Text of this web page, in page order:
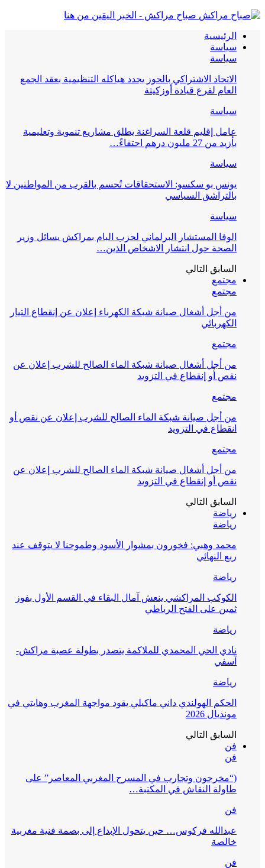
صباح مراكش - الخبر اليقين من هنا
الرئيسية
سياسة
سياسة
الاتحاد الاشتراكي بالحوز يجدد هياكله التنظيمية بعقد الجمع
العام لفرع قيادة أوزكيتة
سياسة
عامل إقليم قلعة السراغنة يطلق مشاريع تنموية وتعليمية
بأزيد من 27 مليون درهم احتفاءً…
سياسة
يونس بو سكسو: الاستحقاقات تُحسم بالقرب من المواطنين لا
بالتراشق السياسي
سياسة
الوفا المستشار البرلماني لحزب البام بمراكش يسائل وزير
الصحة حول انتشار الاشخاص الذين…
السابق التالي
مجتمع
مجتمع
من أجل أشغال صيانة شبكة الكهرباء إعلان عن إنقطاع التيار
الكهربائي
مجتمع
من أجل أشغال صيانة شبكة الماء الصالح للشرب إعلان عن
نقص أو إنقطاع في التزويد
مجتمع
من أجل صيانة شبكة الماء الصالح للشرب إعلان عن نقص أو
انقطاع في التزويد
مجتمع
من أجل أشغال صيانة شبكة الماء الصالح للشرب إعلان عن
نقص أو إنقطاع في التزويد
السابق التالي
رياضة
رياضة
محمد وهبي: فخورون بمشوار الأسود وطموحنا لا يتوقف عند
ربع النهائي
رياضة
الكوكب المراكشي ينعش آمال البقاء في القسم الأول بفوز
ثمين على الفتح الرباطي
رياضة
نادي الحي المحمدي للملاكمة يتصدر بطولة عصبة مراكش-
آسفي
رياضة
الحكم الهولندي داني ماكيلي يقود مواجهة المغرب وهايتي في
مونديال 2026
السابق التالي
فن
فن
(“مخرجون وتجارب في المسرح المغربي المعاصر” على
طاولة النقاش في المكتبة…
فن
عبدالله فركوس… حين يتحول الإبداع إلى بصمة فنية مغربية
خالصة
فن